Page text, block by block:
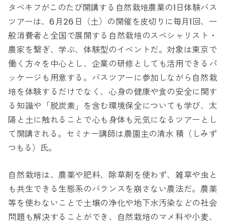
タベキフがこのたび開講する自然栽培農業の1日体験バス
ツアーは、6月26日（土）の開催を皮切りに毎月1回、一
般消費者と全国で展開する自然栽培のスペシャリスト・
農家を繋ぎ、学ぶ、体験型のイベントだ。対象は東京で
働く方々を中心とし、企業の研修としても活用できるパ
ッケージも用意する。バスツアーに参加しながら自然栽
培を体験するだけでなく、心身の健康や食の安全に関す
る知識や「脱炭素」を含む環境保全についても学び、太
陽と土に触れることで心も身体も元気になるツアーとし
て開講される。セミナー講師は農園主の清水 積（しみず
つもる）氏。
自然栽培は、農薬や肥料、除草剤を使わず、雑草や虫と
も共生できる生態系のバランスを崩さない農法だ。農薬
等を使わないことで土壌の浄化や地下水汚染などの社会
問題も解決することができ、自然栽培のマメ科や小麦、